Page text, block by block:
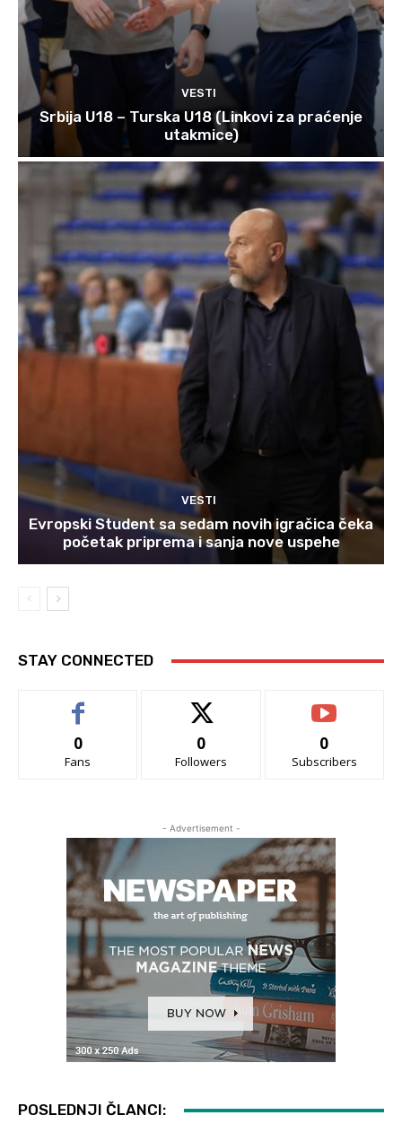
VESTI
Srbija U18 – Turska U18 (Linkovi za praćenje
utakmice)
VESTI
Evropski Student sa sedam novih igračica čeka
početak priprema i sanja nove uspehe
STAY CONNECTED
0
Fans
0
Followers
0
Subscribers
- Advertisement -
POSLEDNJI ČLANCI: